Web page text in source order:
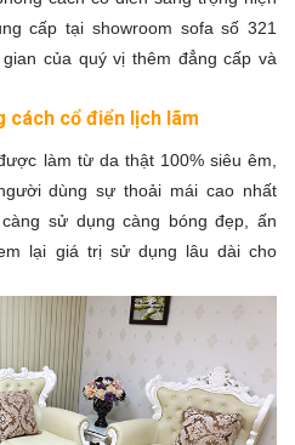
cấp tại showroom sofa số 321
của quý vị thêm đẳng cấp và
cách cổ điển lịch lãm
làm từ da thật 100% siêu êm,
dùng sự thoải mái cao nhất
sử dụng càng bóng đẹp, ấn
lại giá trị sử dụng lâu dài cho